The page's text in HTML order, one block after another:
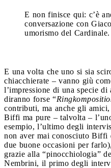
E non finisce qui: c’è
conversazione con
umorismo del
E una volta che uno si sia
chiacchierate – vanno giù
l’impressione di una specie
diranno forse “
contributi, ma anche gli
Biffi ma pure – talvolta –
esempio, l’ultimo degli
non aver mai conosciuto Biffi
due buone occasioni per
grazie alla “pinocchiologia”
Nembrini, il primo degli